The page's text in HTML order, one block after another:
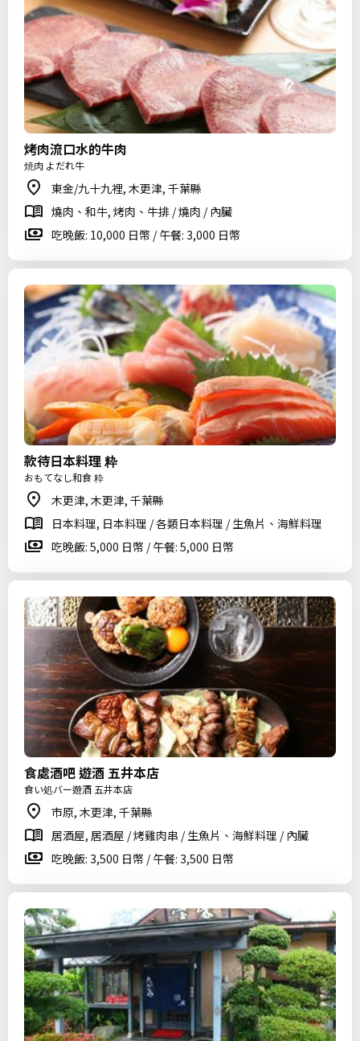
烤肉流口水的牛肉
焼肉 よだれ牛
東金/九十九裡, 木更津, 千葉縣
燒肉、和牛, 烤肉、牛排 / 燒肉 / 內臟
吃晚飯: 10,000 日幣 / 午餐: 3,000 日幣
款待日本料理 粋
おもてなし和食 粋
木更津, 木更津, 千葉縣
日本料理, 日本料理 / 各類日本料理 / 生魚片、海鮮料理
吃晚飯: 5,000 日幣 / 午餐: 5,000 日幣
食處酒吧 遊酒 五井本店
食い処バー遊酒 五井本店
市原, 木更津, 千葉縣
居酒屋, 居酒屋 / 烤雞肉串 / 生魚片、海鮮料理 / 內臟
吃晚飯: 3,500 日幣 / 午餐: 3,500 日幣